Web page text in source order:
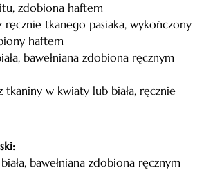
zdobiona haftem
ręcznie tkanego pasiaka, wykończony
haftem
bawełniana zdobiona ręcznym
tkaniny w kwiaty lub biała, ręcznie
bawełniana zdobiona ręcznym